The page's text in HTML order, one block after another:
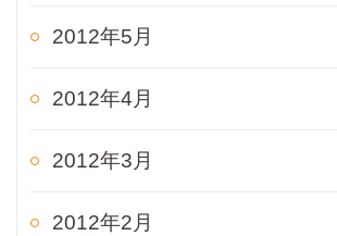
2012年5月
2012年4月
2012年3月
2012年2月